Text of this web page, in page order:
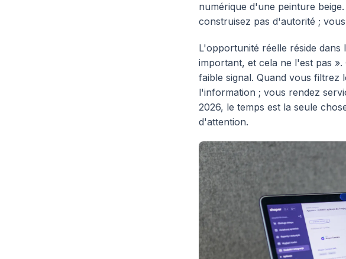
numérique d'une peinture
construisez pas d'autorité ;
L'opportunité réelle réside dans
important, et cela ne l'est pas
faible signal. Quand vous filtrez
l'information ; vous rendez
2026, le temps est la seule
d'attention.